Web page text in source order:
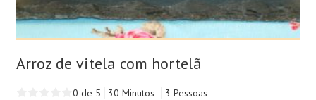
Arroz de vitela com hortelã
0 de 5 30 Minutos 3 Pessoas